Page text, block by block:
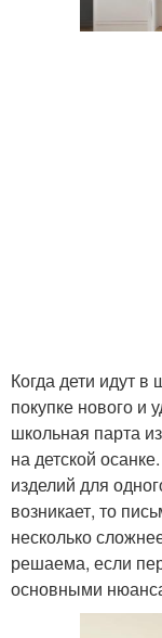
Когда дети идут
покупке нового и
школьная парта
на детской
изделий для
возникает, то
несколько
решаема, если
основными